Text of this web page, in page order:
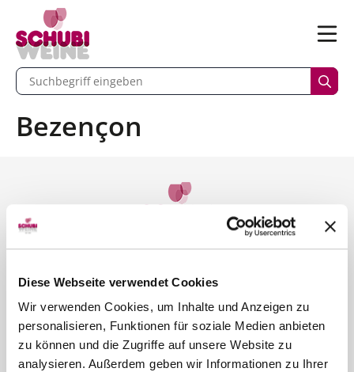
Diese Webseite verwendet Cookies
Wir verwenden Cookies, um Inhalte und Anzeigen zu
personalisieren, Funktionen für soziale Medien anbieten
zu können und die Zugriffe auf unsere Website zu
analysieren. Außerdem geben wir Informationen zu Ihrer
Menü
eingeben
Bezençon
Kontakt
Bernstrasse 110
6003 Luzern
Telefon 041 250 30 30
info@schubiweine.ch